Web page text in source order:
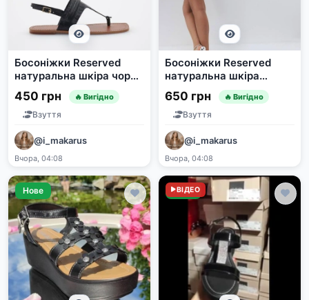
Босоніжки Reserved
натуральна шкіра чорні
розмір 41
450 грн 🔥 Вигідно
Взуття
@i_makarus
Вчора, 04:08
Босоніжки Reserved
натуральна шкіра
розмір 40
650 грн 🔥 Вигідно
Взуття
@i_makarus
Вчора, 04:08
Нове Нове
ВІДЕО